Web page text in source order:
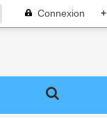
Connexion +